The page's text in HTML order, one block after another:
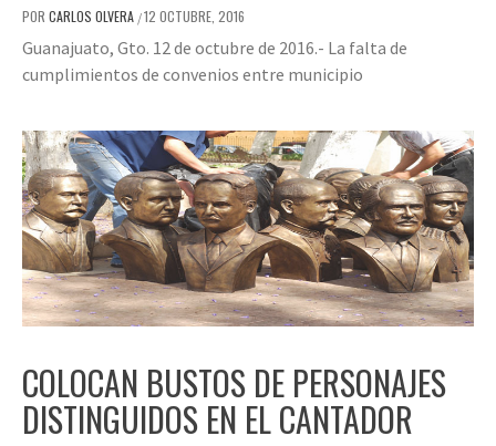
POR CARLOS OLVERA /12 OCTUBRE, 2016
Guanajuato, Gto. 12 de octubre de 2016.- La falta de
cumplimientos de convenios entre municipio
COLOCAN BUSTOS DE PERSONAJES
DISTINGUIDOS EN EL CANTADOR